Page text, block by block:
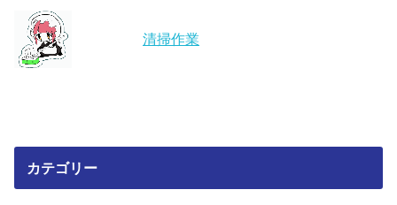
清掃作業
カテゴリー